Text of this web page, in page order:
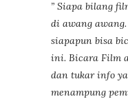
” Siapa bilang
di awang
siapapun bisa
ini. Bicara Film
dan tukar info
menampung